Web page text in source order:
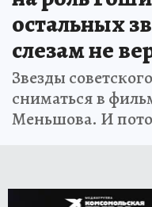
остальных
слезам не
Звезды
сниматься в
Меньшова. И